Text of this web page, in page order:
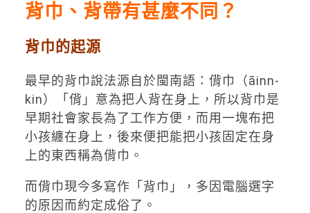
背巾、背帶有甚麼不同？
背巾的起源
最早的背巾說法源自於閩南語：偝巾（āinn-
kin）「偝」意為把人背在身上，所以背巾是
早期社會家長為了工作方便，而用一塊布把
小孩纏在身上，後來便把能把小孩固定在身
上的東西稱為偝巾。
而偝巾現今多寫作「背巾」，多因電腦選字
的原因而約定成俗了。